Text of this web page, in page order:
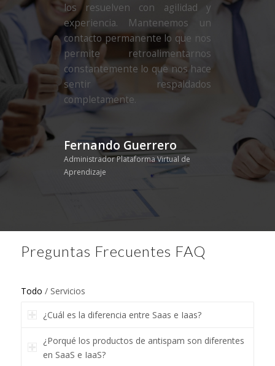
los resuelven con agilidad y
experiencia. Mantenemos un
contacto permanente lo que nos
permite retroalimentarnos
constantemente lo que nos hace
sentir respaldados
completamente.
Fernando Guerrero
Administrador Plataforma Virtual de
Aprendizaje
Preguntas Frecuentes FAQ
Todo / Servicios
¿Cuál es la diferencia entre Saas e Iaas?
¿Porqué los productos de antispam son diferentes
en SaaS e IaaS?